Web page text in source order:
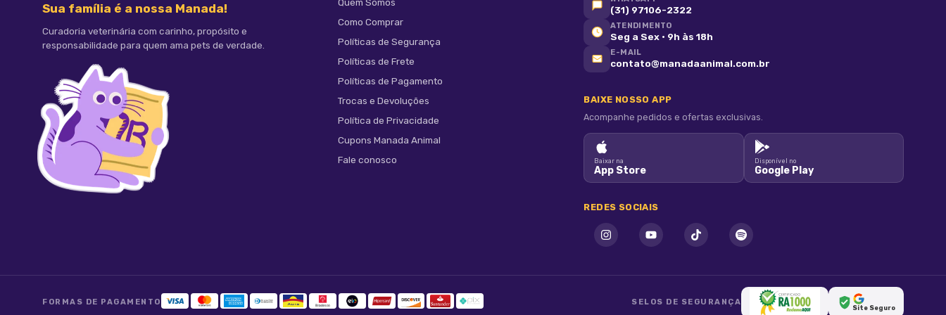
Tranquilidade pra você, cuidado para ele!
____________________________________
Sua família é a nossa Manada!
Curadoria veterinária com carinho, propósito e
responsabilidade para quem ama pets de verdade.
Como Comprar
Políticas de Segurança
Políticas de Frete
Políticas de Pagamento
Trocas e Devoluções
Política de Privacidade
Cupons Manada Animal
Fale conosco
(31) 97106-2322
ATENDIMENTO
Seg a Sex · 9h às 18h
E-MAIL
contato@manadaanimal.com.br
BAIXE NOSSO APP
Acompanhe pedidos e ofertas exclusivas.
Baixar na
App Store
Disponível no
Google Play
REDES SOCIAIS
FORMAS DE PAGAMENTO SELOS DE SEGURANÇA
Site Seguro